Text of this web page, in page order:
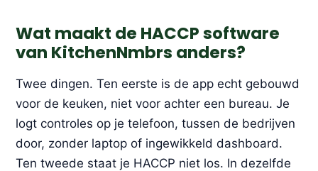
Wat maakt de HACCP software
van KitchenNmbrs anders?
Twee dingen. Ten eerste is de app echt gebouwd
voor de keuken, niet voor achter een bureau. Je
logt controles op je telefoon, tussen de bedrijven
door, zonder laptop of ingewikkeld dashboard.
Ten tweede staat je HACCP niet los. In dezelfde